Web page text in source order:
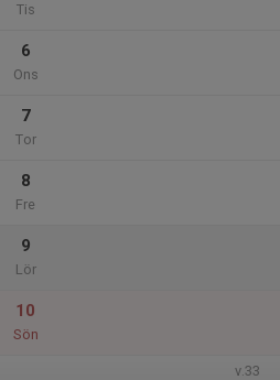
Tis
6
Ons
7
Tor
8
Fre
9
Lör
10
Sön
v.33